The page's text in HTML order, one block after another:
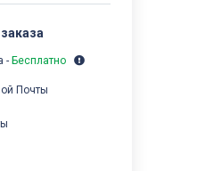
- Бесплатно
Почты